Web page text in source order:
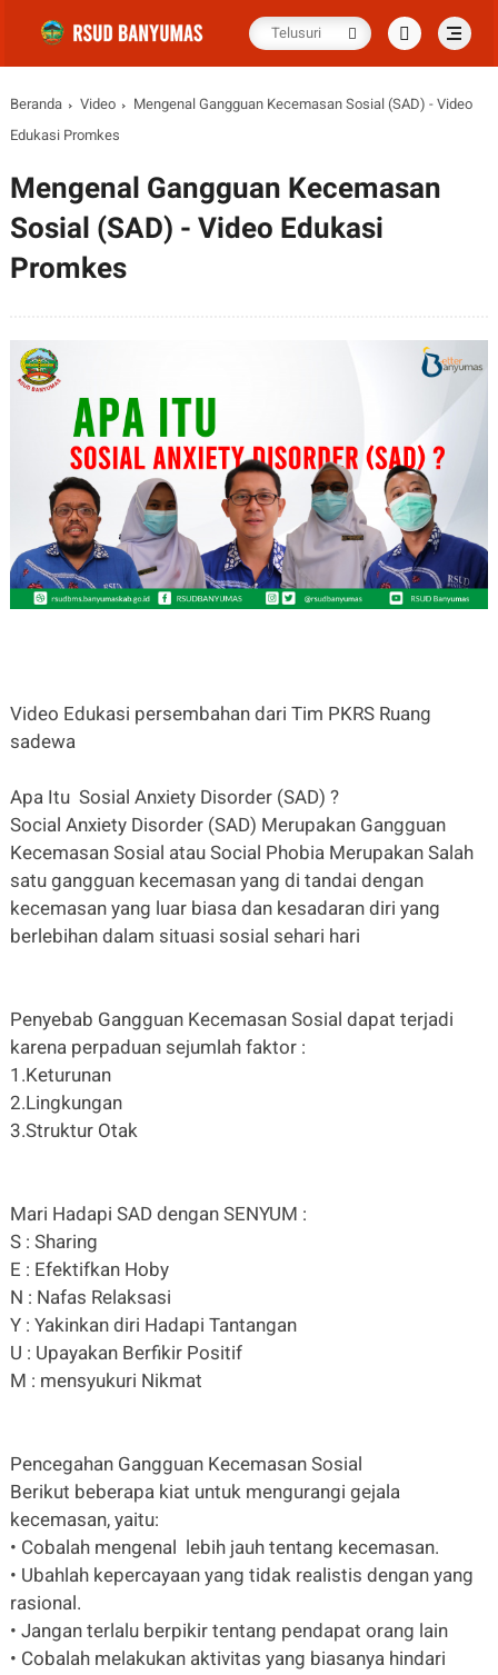
Beranda Video
Mengenal Gangguan Kecemasan Sosial (SAD) - Video
Edukasi Promkes
Mengenal Gangguan Kecemasan
Sosial (SAD) - Video Edukasi
Promkes
Video Edukasi persembahan dari Tim PKRS Ruang
sadewa
Apa Itu Sosial Anxiety Disorder (SAD) ?
Social Anxiety Disorder (SAD) Merupakan Gangguan
Kecemasan Sosial atau Social Phobia Merupakan Salah
satu gangguan kecemasan yang di tandai dengan
kecemasan yang luar biasa dan kesadaran diri yang
berlebihan dalam situasi sosial sehari hari
Penyebab Gangguan Kecemasan Sosial dapat terjadi
karena perpaduan sejumlah faktor :
1.Keturunan
2.Lingkungan
3.Struktur Otak
Mari Hadapi SAD dengan SENYUM :
S : Sharing
E : Efektifkan Hoby
N : Nafas Relaksasi
Y : Yakinkan diri Hadapi Tantangan
U : Upayakan Berfikir Positif
M : mensyukuri Nikmat
Pencegahan Gangguan Kecemasan Sosial
Berikut beberapa kiat untuk mengurangi gejala
kecemasan, yaitu:
• Cobalah mengenal lebih jauh tentang kecemasan.
• Ubahlah kepercayaan yang tidak realistis dengan yang
rasional.
• Jangan terlalu berpikir tentang pendapat orang lain
• Cobalah melakukan aktivitas yang biasanya hindari